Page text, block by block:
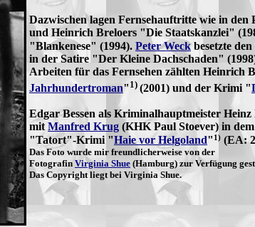
Dazwischen lagen Fernsehauftritte wie in
und Heinrich Breloers "Die Staatskanzlei"
"Blankenese" (1994). Peter Weckbesetzte
in der Satire "Der Kleine Dachschaden"
Arbeiten für das Fernsehen zählten Heinrich
Jahrhundertroman" 1) (2001) und der Krimi "
Edgar Bessen als Kriminalhauptmeister Heinz
mit Manfred Krug (KHK Paul Stoever) in dem
"Tatort"-Krimi "Haie vor Helgoland" 1) (EA:
Das Foto wurde mir freundlicherweise von der
Fotografin Virginia Shue (Hamburg) zur Verfügung
Das Copyright liegt bei Virginia Shue.